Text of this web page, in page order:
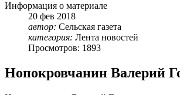
Информация о материале
20 фев 2018
автор: Сельская газета
категория: Лента новостей
Просмотров: 1893
Нопокровчанин Валерий